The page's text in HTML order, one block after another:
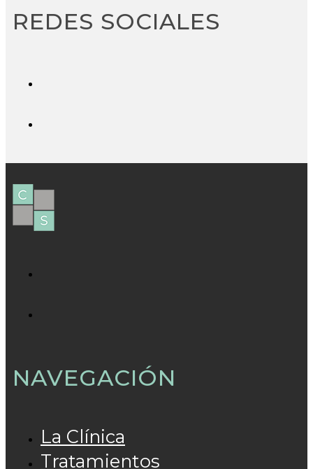
REDES SOCIALES
NAVEGACIÓN
La Clínica
Tratamientos